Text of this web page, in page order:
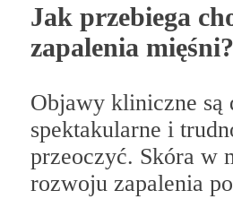
Jak przebiega
zapalenia mięśni?
Objawy kliniczne są
spektakularne i
przeoczyć. Skóra w
rozwoju zapalenia